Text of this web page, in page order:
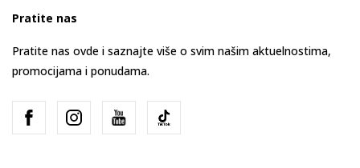
Pratite nas
Pratite nas ovde i saznajte više o svim našim aktuelnostima,
promocijama i ponudama.